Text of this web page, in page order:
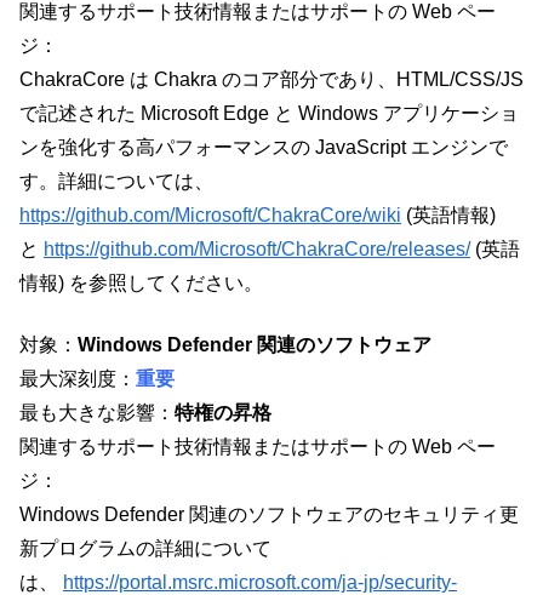
関連するサポート技術情報またはサポートの Web ペー
ジ：
ChakraCore は Chakra のコア部分であり、HTML/CSS/JS
で記述された Microsoft Edge と Windows アプリケーショ
ンを強化する高パフォーマンスの JavaScript エンジンで
す。詳細については、
https://github.com/Microsoft/ChakraCore/wiki (英語情報)
と https://github.com/Microsoft/ChakraCore/releases/(英語
情報) を参照してください。
対象： Windows Defender 関連のソフトウェア
最大深刻度： 重要
最も大きな影響： 特権の昇格
関連するサポート技術情報またはサポートの Web ペー
ジ：
Windows Defender 関連のソフトウェアのセキュリティ更
新プログラムの詳細について
は、
https://portal.msrc.microsoft.com/ja-jp/security-